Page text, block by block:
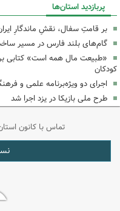
پربازدید استان‌ها
بر قامتِ سفال، نقشِ ماندگارِ
گام‌های بلند فارس در مسیر
«طبیعت مال همه است» کتابی
کودکان
اجرای دو ویژه‌برنامه علمی و
طرح ملی بازیکا در یزد اجرا شد
تماس با کانون